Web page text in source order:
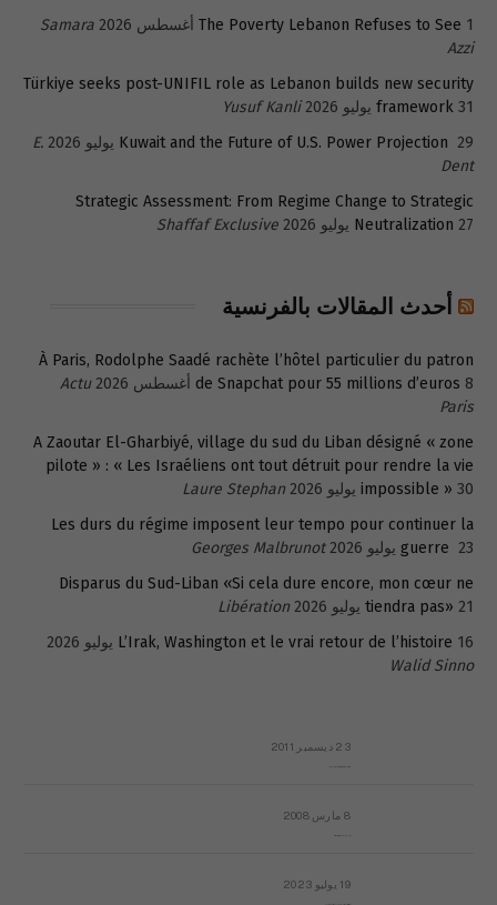
The Poverty Lebanon Refuses to See 1 أغسطس 2026
Samara
Azzi
Türkiye seeks post-UNIFIL role as Lebanon builds new security
framework 31 يوليو 2026
Yusuf Kanli
Kuwait and the Future of U.S. Power Projection 29 يوليو 2026
E.
Dent
Strategic Assessment: From Regime Change to Strategic
Neutralization 27 يوليو 2026 Shaffaf Exclusive
أحدث المقالات بالفرنسية
À Paris, Rodolphe Saadé rachète l’hôtel particulier du patron
de Snapchat pour 55 millions d’euros 8 أغسطس 2026
Actu
Paris
A Zaoutar El-Gharbiyé, village du sud du Liban désigné « zone
pilote » : « Les Israéliens ont tout détruit pour rendre la vie
impossible » 30 يوليو 2026
Laure Stephan
Les durs du régime imposent leur tempo pour continuer la
guerre 23 يوليو 2026
Georges Malbrunot
Disparus du Sud-Liban «Si cela dure encore, mon cœur ne
tiendra pas» 21 يوليو 2026
Libération
L’Irak, Washington et le vrai retour de l’histoire 16 يوليو 2026
Walid Sinno
23 ديسمبر 2011
8 مارس 2008
19 يوليو 2023